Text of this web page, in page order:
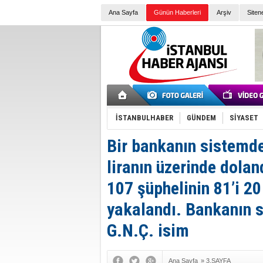
Ana Sayfa Günün Haberleri Arşiv
İSTANBULHABER GÜNDEM SİYASET
Bir bankanın
liranın üzerinde
107 şüphelinin 81’i
yakalandı. Bankanın
G.N.Ç. isim
Ana Sayfa » 3.SAYFA